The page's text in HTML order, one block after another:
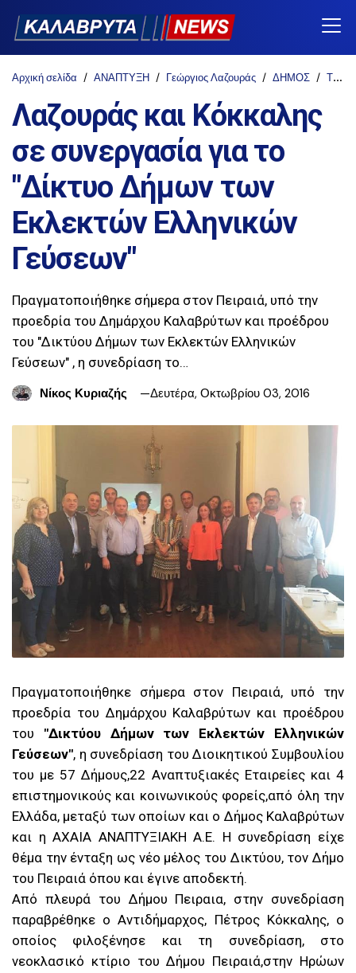
Αρχική σελίδα ΑΝΑΠΤΥΞΗ Γεώργιος Λαζουράς ΔΗΜΟΣ ΤΟΠΙΚΑ
Λαζουράς και Κόκκαλης
σε συνεργασία για το
"Δίκτυο Δήμων των
Εκλεκτών Ελληνικών
Γεύσεων"
Πραγματοποιήθηκε σήμερα στον Πειραιά, υπό την
προεδρία του Δημάρχου Καλαβρύτων και προέδρου
του "Δικτύου Δήμων των Εκλεκτών Ελληνικών
Γεύσεων" , η συνεδρίαση το…
Νίκος Κυριαζής
Δευτέρα, Οκτωβρίου 03, 2016
Πραγματοποιήθηκε σήμερα στον Πειραιά, υπό την
προεδρία του Δημάρχου Καλαβρύτων και προέδρου
του "Δικτύου Δήμων των Εκλεκτών Ελληνικών
Γεύσεων", η συνεδρίαση του Διοικητικού Συμβουλίου
του με 57 Δήμους,22 Αναπτυξιακές Εταιρείες και 4
επιστημονικούς και κοινωνικούς φορείς,από όλη την
Ελλάδα, μεταξύ των οποίων και ο Δήμος Καλαβρύτων
και η ΑΧΑΙΑ ΑΝΑΠΤΥΞΙΑΚΗ Α.Ε. Η συνεδρίαση είχε
θέμα την ένταξη ως νέο μέλος του Δικτύου, τον Δήμο
του Πειραιά όπου και έγινε αποδεκτή.
Από πλευρά του Δήμου Πειραια, στην συνεδρίαση
παραβρέθηκε ο Αντιδήμαρχος, Πέτρος Κόκκαλης, ο
οποίος φιλοξένησε και τη συνεδρίαση, στο
νεοκλασικό κτίριο του Δήμου Πειραιά,στην Ηρώων